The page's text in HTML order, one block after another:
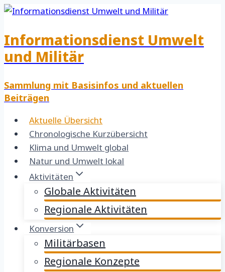
Zum
springen
Informationsdienst Umwelt
und Militär
Sammlung mit Basisinfos und aktuellen
Beiträgen
Aktuelle Übersicht
Chronologische Kurzübersicht
Klima und Umwelt global
Natur und Umwelt lokal
Aktivitäten
Globale Aktivitäten
Regionale Aktivitäten
Konversion
Militärbasen
Regionale Konzepte